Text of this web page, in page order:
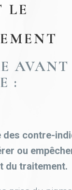
LE
:
des contre-
ou
du traitement.